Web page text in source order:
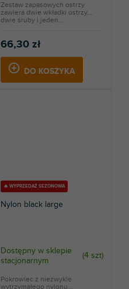
66,30 zł
DO KOSZYKA
Zestaw zapasowych ostrzy
zawiera dwie wkładki ostrzy,
dwie śruby i jeden...
🔥 WYPRZEDAŻ SEZONOWA
Nylon black large
Dostępny w sklepie
stacjonarnym
(4 szt)
Pokrowiec z niezwykle
wytrzymałego nylonu